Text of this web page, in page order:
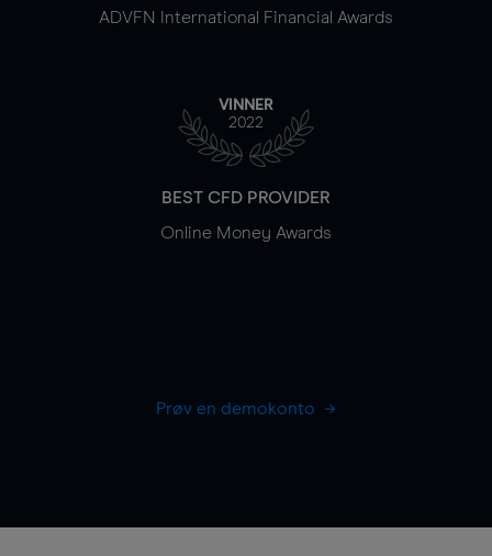
ADVFN International Financial Awards
VINNER
2022
BEST CFD PROVIDER
Online Money Awards
Prøv en demokonto